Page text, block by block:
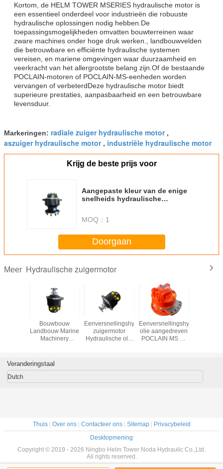
Kortom, de HELM TOWER MSERIES hydraulische motor is
een essentieel onderdeel voor industrieën die robuuste
hydraulische oplossingen nodig hebben.De
toepassingsmogelijkheden omvatten bouwterreinen waar
zware machines onder hoge druk werken., landbouwvelden
die betrouwbare en efficiënte hydraulische systemen
vereisen, en mariene omgevingen waar duurzaamheid en
veerkracht van het allergrootste belang zijn.Of de bestaande
POCLAIN-motoren of POCLAIN-MS-eenheden worden
vervangen of verbeterdDeze hydraulische motor biedt
superieure prestaties, aanpasbaarheid en een betrouwbare
levensduur.
Markeringen: radiale zuiger hydraulische motor,
aszuiger hydraulische motor, industriële hydraulische motor
Krijg de beste prijs voor
Aangepaste kleur van de enige
snelheids hydraulische
bouwlandbouw mariene
MOQ： 1
Doorgaan
Meer Hydraulische zuigermotor
Bouwbouw
Landbouw Marine
Machinery
hydraulische
motor geschikt
toepassingen
Eenversnellingshydraulische
zuigermotor
Hydraulische olie
Landbouw
machines
Eenversnellingshydraulische
olie aangedreven
POCLAIN MS 11
toepassingen en
Veranderingstaal
Dutch
Thuis| Over ons| Contacteer ons| Sitemap| Privacybeleid
Desktopmening
Copyright © 2019 - 2026 Ningbo Helm Tower Noda Hydraulic Co.,Ltd.
All rights reserved.